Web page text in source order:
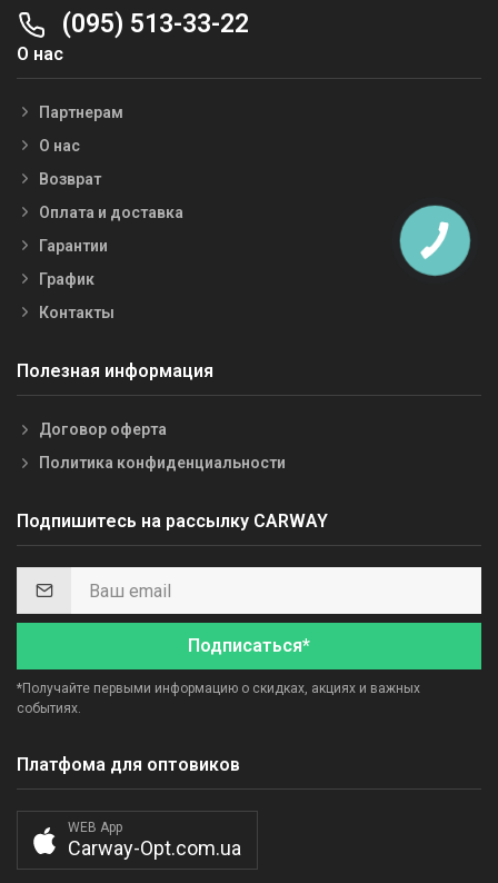
(095) 513-33-22
О нас
Партнерам
О нас
Возврат
Оплата и доставка
Гарантии
График
Контакты
Полезная информация
Договор оферта
Политика конфиденциальности
Подпишитесь на рассылку CARWAY
Подписаться*
*Получайте первыми информацию о скидках, акциях и важных
событиях.
Платфома для оптовиков
WEB App
Carway-Opt.com.ua